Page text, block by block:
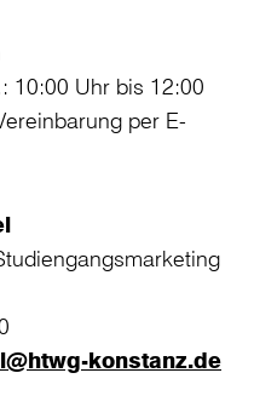
10:00 Uhr bis 12:00
per E-
konstanz.de